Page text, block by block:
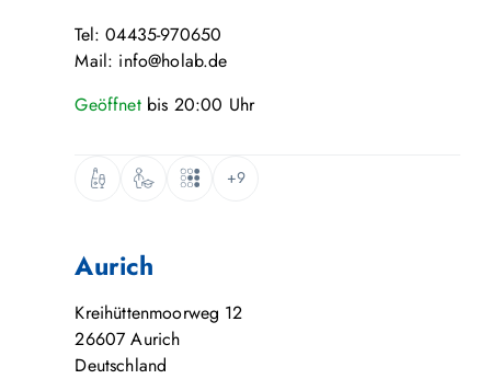
Tel: 04435-970650
Mail: info@holab.de
Geöffnet bis 20:00 Uhr
+9
Aurich
Kreihüttenmoorweg 12
26607 Aurich
Deutschland